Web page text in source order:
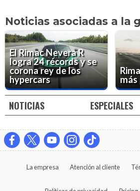
Noticias asociadas a la
El Rimac Nevera R
logra 24 récords y se
corona rey de los
hypercars
NOTICIAS ESPECIALES
La empresa Atención al cliente